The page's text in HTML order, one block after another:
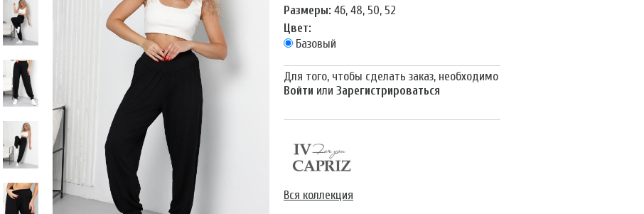
Размеры: 46, 48, 50, 52
Цвет:
Базовый
Для того, чтобы сделать заказ, необходимо
Войти или Зарегистрироваться
Вся коллекция